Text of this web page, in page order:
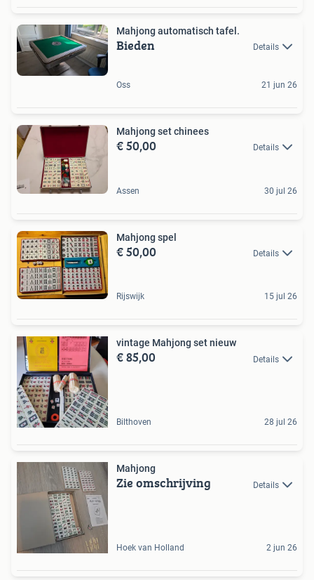
Mahjong automatisch tafel.
Bieden Details
Oss 21 jun 26
Mahjong set chinees
€ 50,00 Details
Assen 30 jul 26
Mahjong spel
€ 50,00 Details
Rijswijk 15 jul 26
vintage Mahjong set nieuw
€ 85,00 Details
Bilthoven 28 jul 26
Mahjong
Zie omschrijving Details
Hoek van Holland 2 jun 26